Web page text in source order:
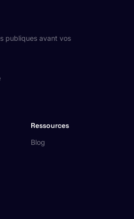
publiques avant vos
Ressources
Blog